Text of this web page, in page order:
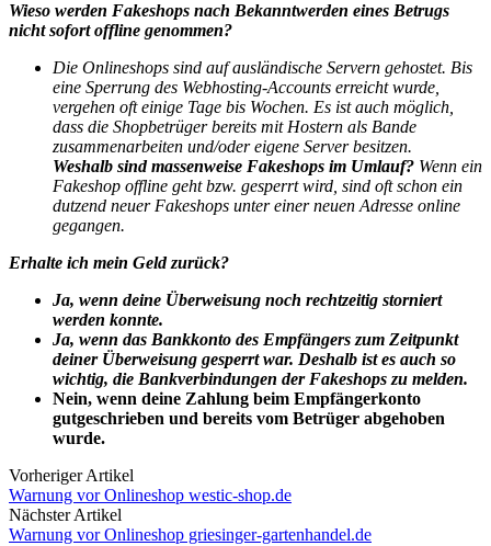
Wieso werden Fakeshops nach Bekanntwerden eines Betrugs
nicht sofort offline genommen?
Die Onlineshops sind auf ausländische Servern gehostet. Bis
eine Sperrung des Webhosting-Accounts erreicht wurde,
vergehen oft einige Tage bis Wochen. Es ist auch möglich,
dass die Shopbetrüger bereits mit Hostern als Bande
zusammenarbeiten und/oder eigene Server besitzen.
Weshalb sind massenweise Fakeshops im Umlauf? Wenn ein
Fakeshop offline geht bzw. gesperrt wird, sind oft schon ein
dutzend neuer Fakeshops unter einer neuen Adresse online
gegangen.
Erhalte ich mein Geld zurück?
Ja, wenn deine Überweisung noch rechtzeitig storniert
werden konnte.
Ja, wenn das Bankkonto des Empfängers zum Zeitpunkt
deiner Überweisung gesperrt war. Deshalb ist es auch so
wichtig, die Bankverbindungen der Fakeshops zu melden.
Nein, wenn deine Zahlung beim Empfängerkonto
gutgeschrieben und bereits vom Betrüger abgehoben
wurde.
Vorheriger Artikel
Warnung vor Onlineshop westic-shop.de
Nächster Artikel
Warnung vor Onlineshop griesinger-gartenhandel.de